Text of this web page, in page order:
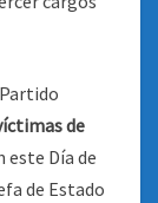
de
este Día de
de Estado